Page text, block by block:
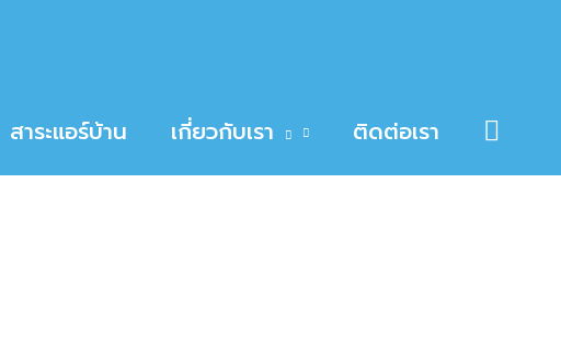
สาระแอร์บ้าน เกี่ยวกับเรา ติดต่อเรา